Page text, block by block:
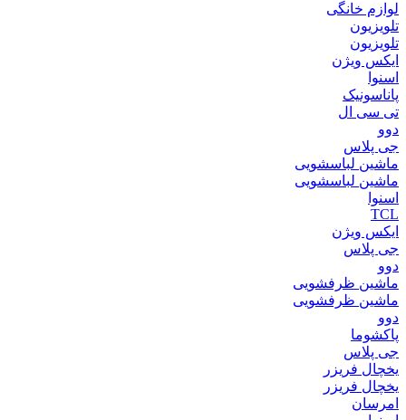
لوازم خانگی
تلویزیون
تلویزیون
ایکس ویژن
اسنوا
پاناسونیک
تی سی ال
دوو
جی پلاس
ماشین لباسشویی
ماشین لباسشویی
اسنوا
TCL
ایکس ویژن
جی پلاس
دوو
ماشین ظرفشویی
ماشین ظرفشویی
دوو
پاکشوما
جی پلاس
یخچال فریزر
یخچال فریزر
امرسان